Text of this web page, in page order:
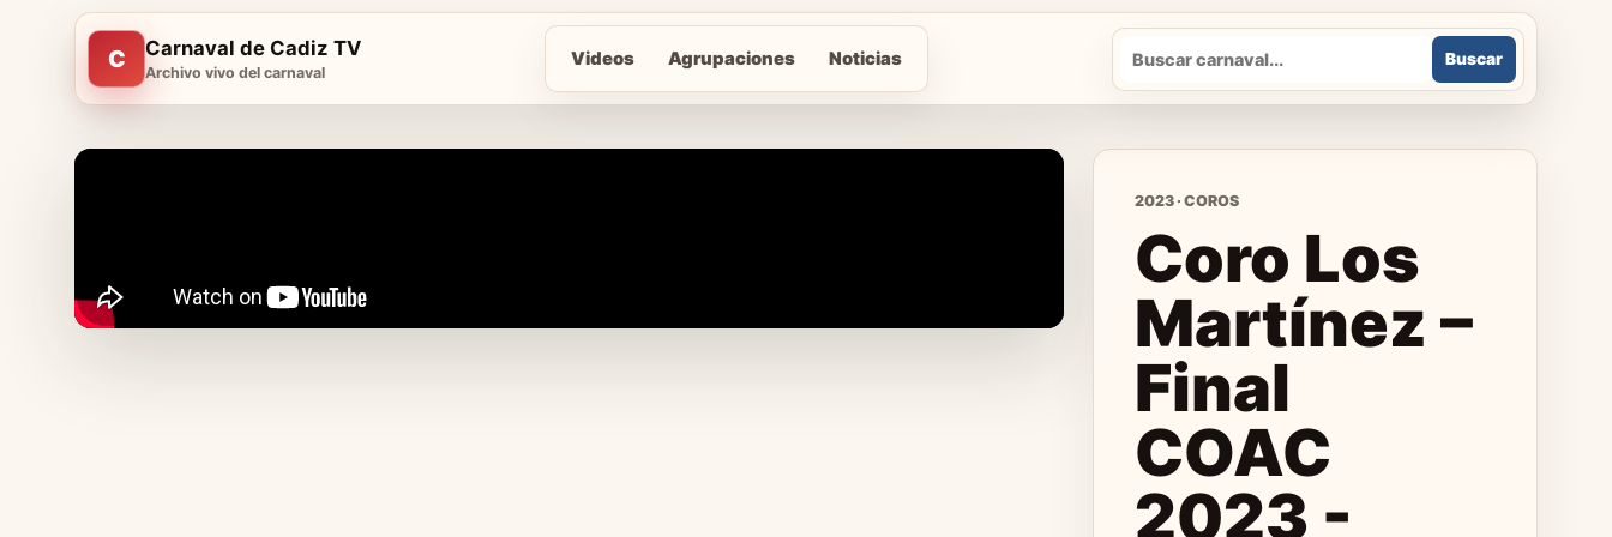
C Carnaval de Cadiz TV
Archivo vivo del carnaval
Videos Agrupaciones Noticias
Buscar
Buscar
2023 · COROS
Coro Los
Martínez –
Final
COAC
2023 -